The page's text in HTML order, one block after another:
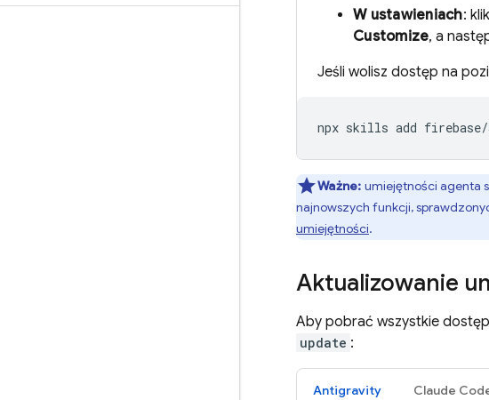
W ustawieniach:
Customize, a
Jeśli wolisz dostęp na
Ważne: umiejętności agenta
najnowszych funkcji,
umiejętności.
Aktualizowanie
Aby pobrać wszystkie
update :
Antigravity Claude